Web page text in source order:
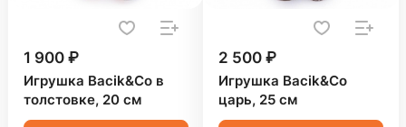
1 900 ₽
Игрушка Bacik&Co в
толстовке, 20 см
2 500 ₽
Игрушка Bacik&Co
царь, 25 см